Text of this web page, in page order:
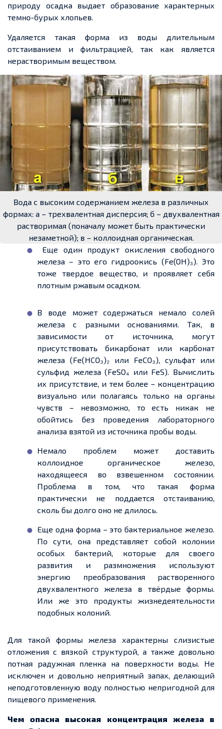
природу осадка выдает образование характерных
темно-бурых хлопьев.
Удаляется такая форма из воды длительным
отстаиванием и фильтрацией, так как является
нерастворимым веществом.
Вода с высоким содержанием железа в различных
формах: а – трехвалентная дисперсия; б – двухвалентная
растворимая (поначалу может быть практически
незаметной); в – коллоидная органическая.
Еще один продукт окисления свободного
железа – это его гидроокись (Fe(OH)₃). Это
тоже твердое вещество, и проявляет себя
плотным ржавым осадком.
В воде может содержаться немало солей
железа с разными основаниями. Так, в
зависимости от источника, могут
присутствовать бикарбонат или карбонат
железа (Fe(HCO₃)₂ или FeCO₃), сульфат или
сульфид железа (FeSO₄ или FeS). Вычислить
их присутствие, и тем более – концентрацию
визуально или полагаясь только на органы
чувств – невозможно, то есть никак не
обойтись без проведения лабораторного
анализа взятой из источника пробы воды.
Немало проблем может доставить
коллоидное органическое железо,
находящееся во взвешенном состоянии.
Проблема в том, что такая форма
практически не поддается отстаиванию,
сколь бы долго оно не длилось.
Еще одна форма – это бактериальное железо.
По сути, она представляет собой колонии
особых бактерий, которые для своего
развития и размножения используют
энергию преобразования растворенного
двухвалентного железа в твёрдые формы.
Или же это продукты жизнедеятельности
подобных колоний.
Для такой формы железа характерны слизистые
отложения с вязкой структурой, а также довольно
потная радужная пленка на поверхности воды. Не
исключен и довольно неприятный запах, делающий
неподготовленную воду полностью непригодной для
пищевого применения.
Чем опасна высокая концентрация железа в